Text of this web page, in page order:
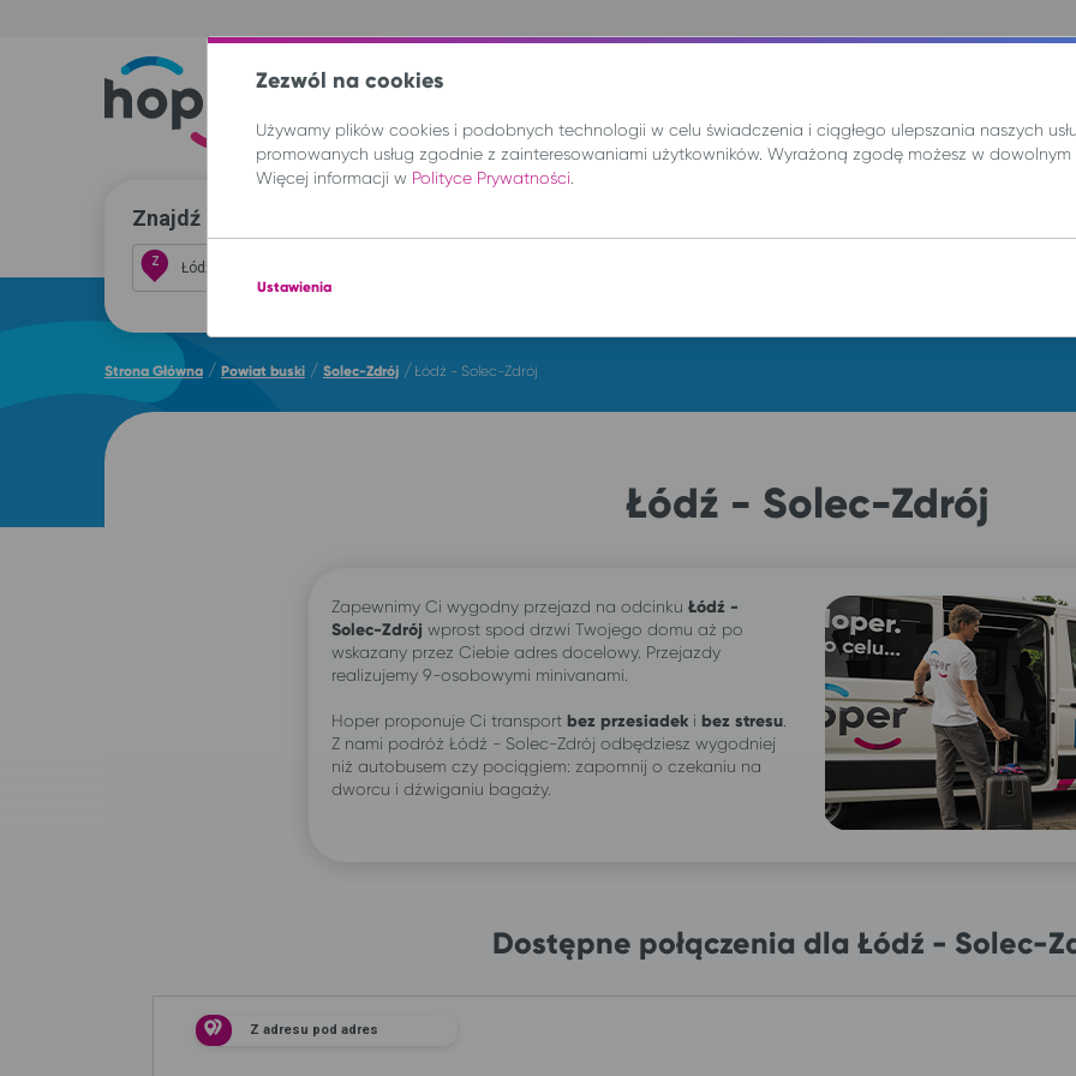
Znajdź przejazd i kup bilet
Z
Strona Główna / Powiat buski / Solec-Zdrój /Łódź - Solec-Zdrój
Łódź - Solec-Zdrój
Zapewnimy Ci wygodny przejazd na odcinku Łódź -
Solec-Zdrój wprost spod drzwi Twojego domu aż po
wskazany przez Ciebie adres docelowy. Przejazdy
realizujemy 9-osobowymi minivanami.
Hoper proponuje Ci transport bez przesiadek i bez stresu
Z nami podróż Łódź - Solec-Zdrój odbędziesz wygodniej
niż autobusem czy pociągiem: zapomnij o czekaniu na
dworcu i dźwiganiu bagaży.
Dostępne połączenia dla Łódź - Solec-
Z adresu pod adres
Zezwól na cookies
Używamy plików cookies i podobnych technologii w celu świadczenia i ciągłego ulepszania naszych
promowanych usług zgodnie z zainteresowaniami użytkowników. Wyrażoną zgodę możesz w
Więcej informacji w Polityce Prywatności
Ustawienia